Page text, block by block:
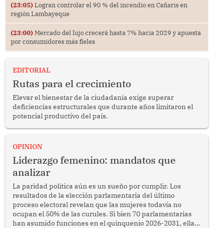
(23:05) Logran controlar el 90 % del incendio en Cañaris en
región Lambayeque
(23:00) Mercado del lujo crecerá hasta 7% hacia 2029 y apuesta
por consumidores más fieles
EDITORIAL
Rutas para el crecimiento
Elevar el bienestar de la ciudadanía exige superar
deficiencias estructurales que durante años limitaron el
potencial productivo del país.
OPINION
Liderazgo femenino: mandatos que
analizar
La paridad política aún es un sueño por cumplir. Los
resultados de la elección parlamentaria del último
proceso electoral revelan que las mujeres todavía no
ocupan el 50% de las curules. Si bien 70 parlamentarias
han asumido funciones en el quinquenio 2026-2031, ellas